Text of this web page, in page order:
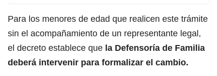
Para los menores de edad que realicen este trámite
sin el acompañamiento de un representante legal,
el decreto establece que la Defensoría de Familia
deberá intervenir para formalizar el cambio.